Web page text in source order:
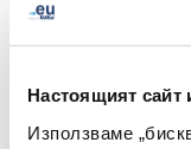
Настоящият сайт
Използваме
founders,